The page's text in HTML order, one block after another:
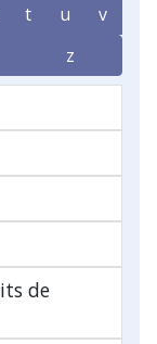
t u
v
z
de